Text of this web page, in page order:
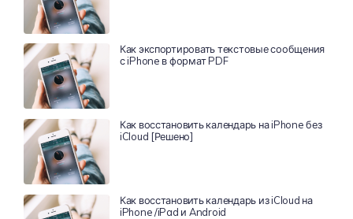
Как экспортировать текстовые сообщения
с iPhone в формат PDF
Как восстановить календарь на iPhone без
iCloud [Решено]
Как восстановить календарь из iCloud на
iPhone /iPad и Android